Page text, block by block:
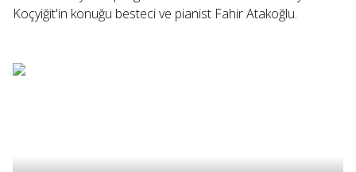
Koçyiğit'in konuğu besteci ve pianist Fahir Atakoğlu.